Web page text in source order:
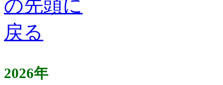
2026年